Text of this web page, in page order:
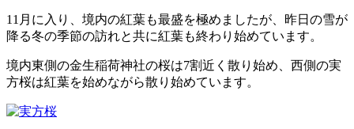
11月に入り、境内の紅葉も最盛を極めましたが、昨日の雪が
降る冬の季節の訪れと共に紅葉も終わり始めています。
境内東側の金生稲荷神社の桜は7割近く散り始め、西側の実
方桜は紅葉を始めながら散り始めています。